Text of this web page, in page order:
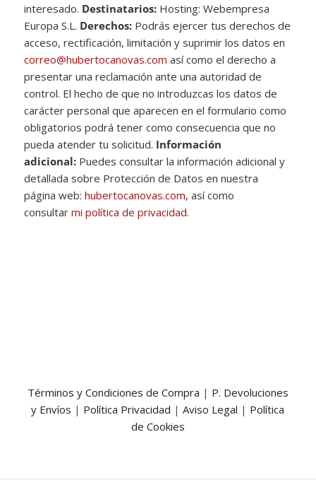
interesado. Destinatarios:Hosting: Webempresa
Europa S.L. Derechos:Podrás ejercer tus derechos de
acceso, rectificación, limitación y suprimir los datos en
correo@hubertocanovas.com así como el derecho a
presentar una reclamación ante una autoridad de
control. El hecho de que no introduzcas los datos de
carácter personal que aparecen en el formulario como
obligatorios podrá tener como consecuencia que no
pueda atender tu solicitud. Información
adicional:Puedes consultar la información adicional y
detallada sobre Protección de Datos en nuestra
página web: hubertocanovas.com, así como
consultar mi política de privacidad.
Términos y Condiciones de Compra | P. Devoluciones
y Envíos | Política Privacidad |Aviso Legal | Política
de Cookies